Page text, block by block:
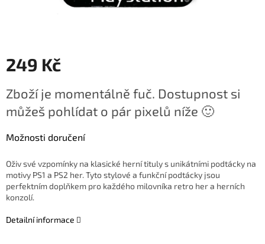
249 Kč
cena:
Zboží je momentálně fuč. Dostupnost si
můžeš pohlídat o pár pixelů níže 🙂
Možnosti doručení
Oživ své vzpomínky na klasické herní tituly s unikátními podtácky na
motivy PS1 a PS2 her. Tyto stylové a funkční podtácky jsou
perfektním doplňkem pro každého milovníka retro her a herních
konzolí.
Detailní informace